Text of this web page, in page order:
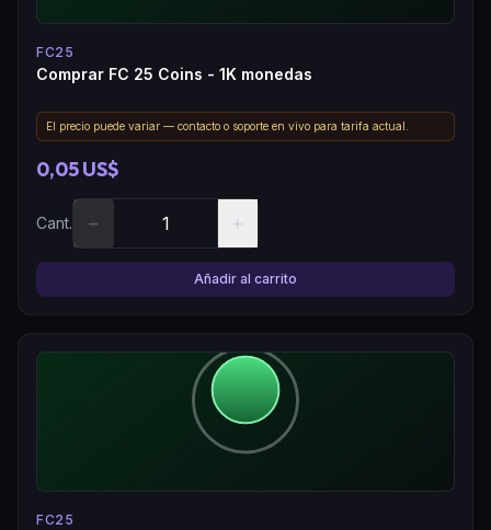
FC25
Comprar FC 25 Coins - 1K monedas
El precio puede variar — contacto o soporte en vivo para tarifa actual.
0,05 US$
Cant. − +
Añadir al carrito
FC25